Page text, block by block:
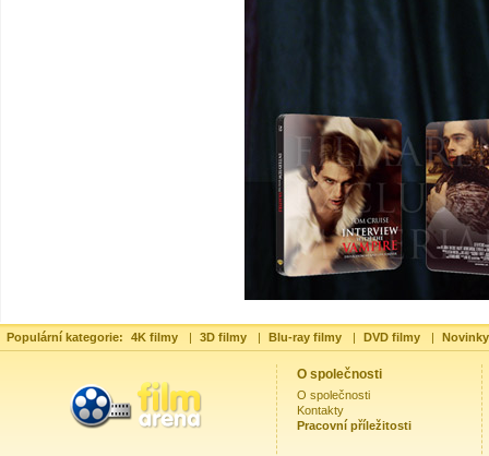
Populární kategorie: 4K filmy | 3D filmy | Blu-ray filmy | DVD filmy |
O společnosti
O společnosti
Kontakty
Pracovní příležitosti